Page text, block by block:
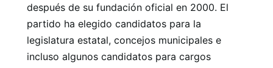
después de su fundación oficial en 2000. El
partido ha elegido candidatos para la
legislatura estatal, concejos municipales e
incluso algunos candidatos para cargos